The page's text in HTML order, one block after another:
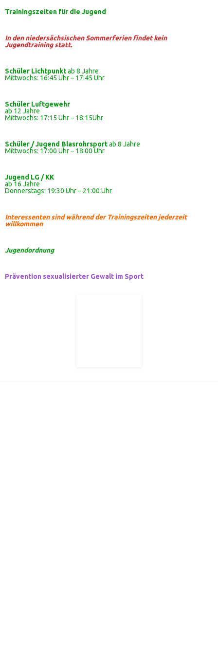
Trainingszeiten für die Jugend
In den niedersächsischen Sommerferien findet kein
Jugendtraining statt.
Schüler Lichtpunktab 8 Jahre
Mittwochs: 16:45 Uhr – 17:45 Uhr
Schüler Luftgewehr
ab 12 Jahre
Mittwochs: 17:15 Uhr – 18:15Uhr
Schüler / Jugend Blasrohrsportab 8 Jahre
Mittwochs: 17:00 Uhr – 18:00 Uhr
Jugend LG / KK
ab 16 Jahre
Donnerstags: 19:30 Uhr – 21:00 Uhr
Interessenten sind während der Trainingszeiten jederzeit
willkommen
Jugendordnung
Prävention sexualisierter Gewalt im Sport